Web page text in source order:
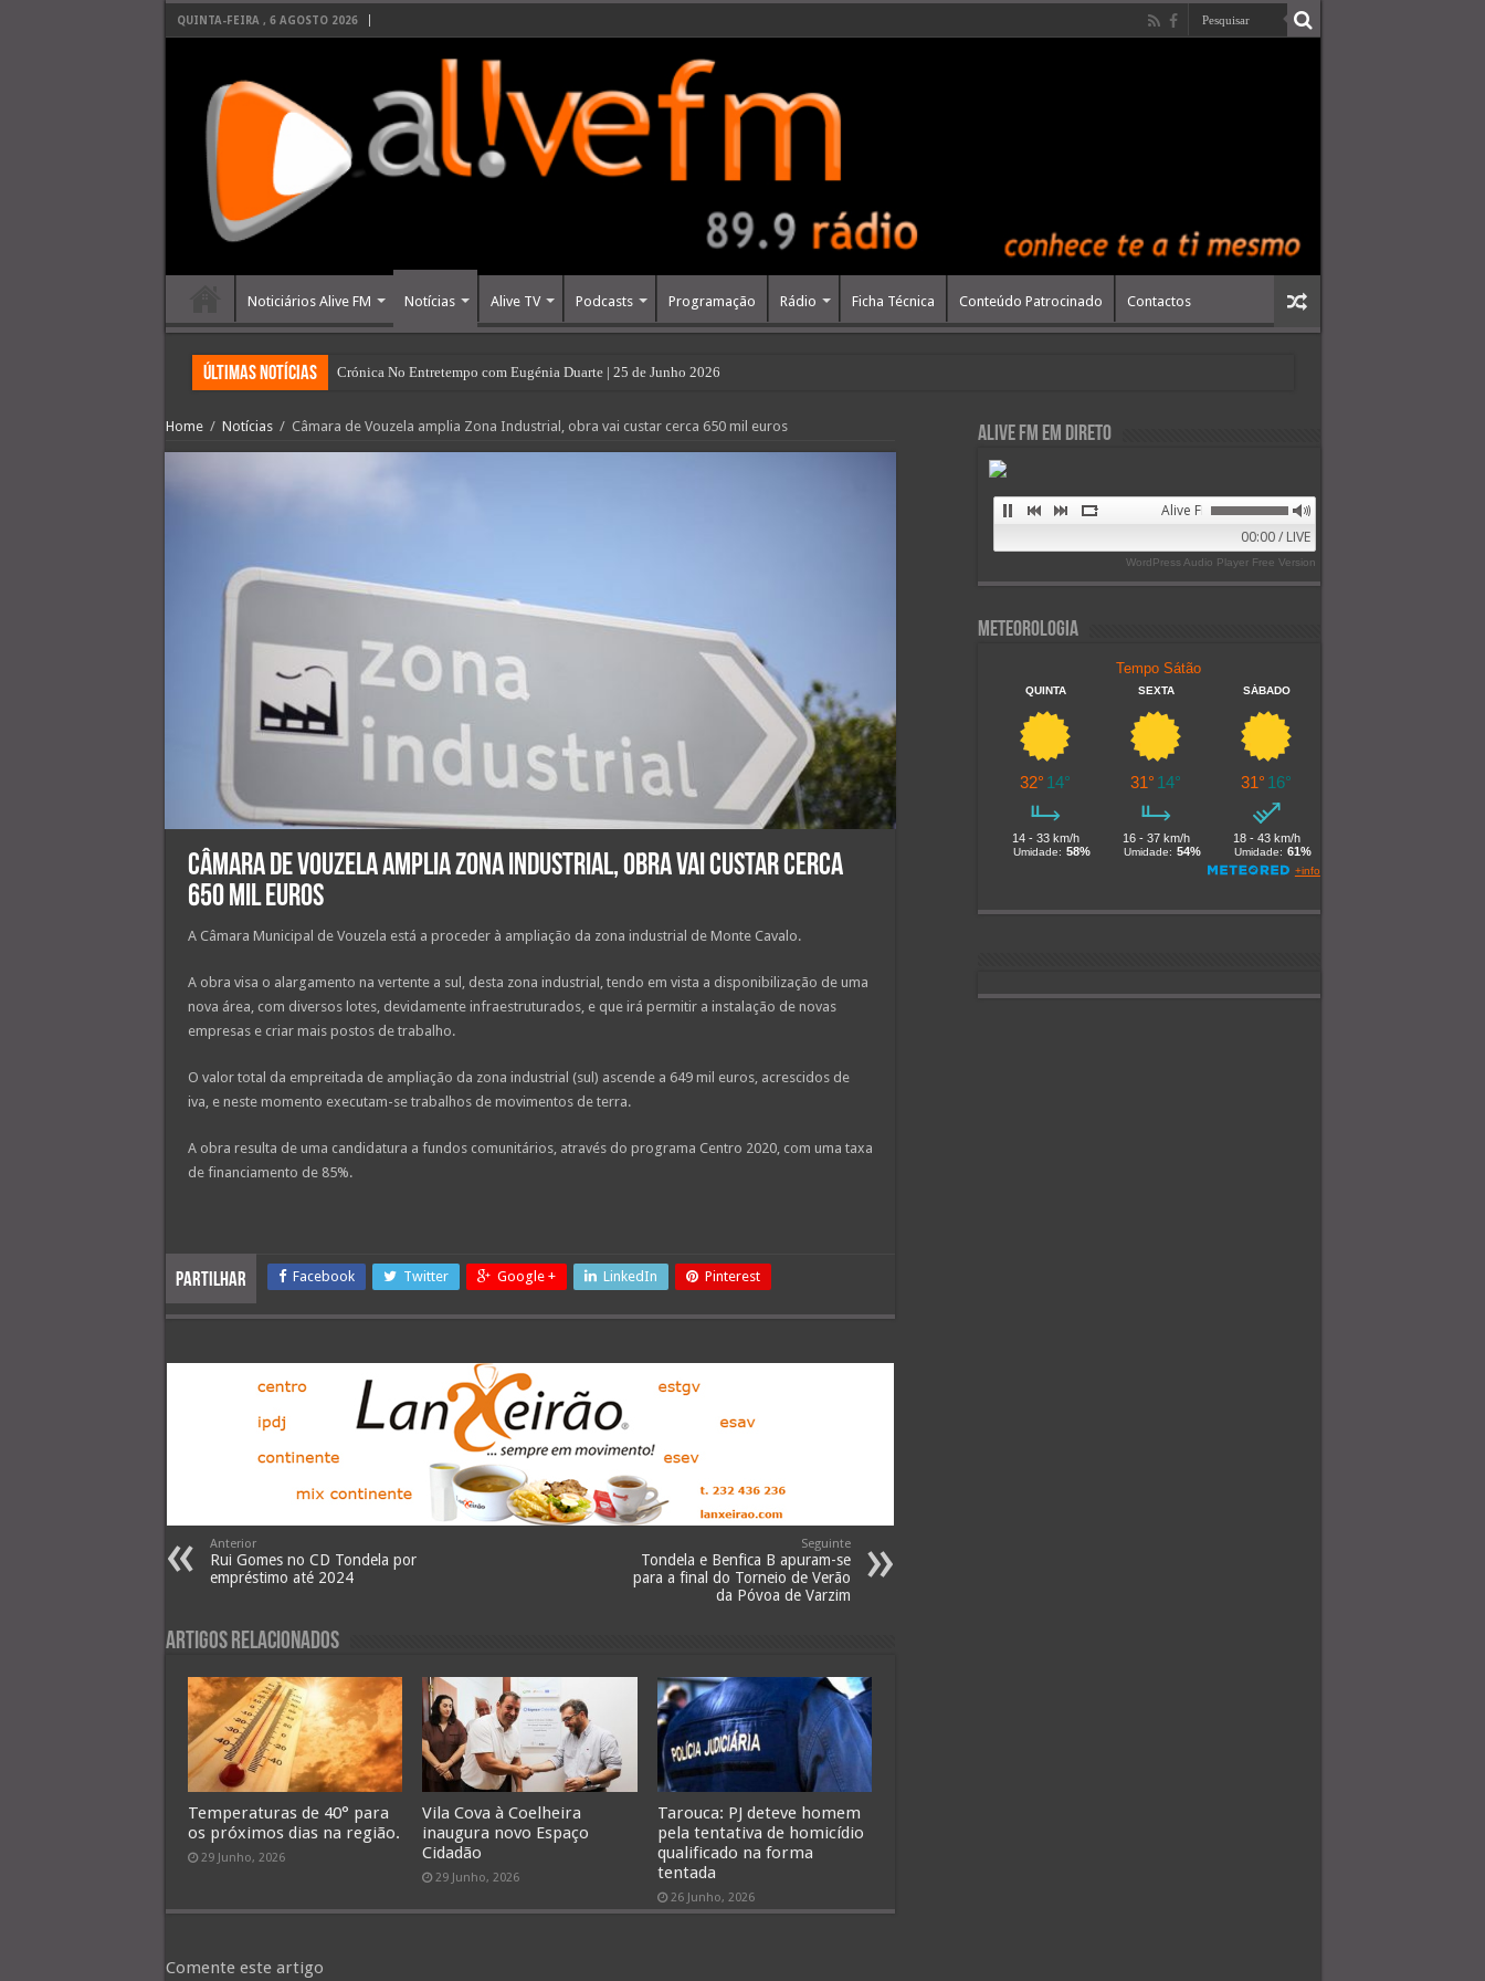
QUINTA-FEIRA , 6 AGOSTO 2026
Noticiários Alive FM Notícias Alive TV Podcasts Programação Rádio Ficha Técnica Conteúdo Patrocinado Contactos
últimas Notícias Crónica No Entretempo com Eugénia Duarte | 25 de Junho 2026
Home / Notícias / Câmara de Vouzela amplia Zona Industrial, obra vai custar cerca 650 mil euros
Câmara de Vouzela amplia Zona Industrial, obra vai custar cerca
650 mil euros
A Câmara Municipal de Vouzela está a proceder à ampliação da zona industrial de Monte Cavalo.
A obra visa o alargamento na vertente a sul, desta zona industrial, tendo em vista a disponibilização de uma
nova área, com diversos lotes, devidamente infraestruturados, e que irá permitir a instalação de novas
empresas e criar mais postos de trabalho.
O valor total da empreitada de ampliação da zona industrial (sul) ascende a 649 mil euros, acrescidos de
iva, e neste momento executam-se trabalhos de movimentos de terra.
A obra resulta de uma candidatura a fundos comunitários, através do programa Centro 2020, com uma taxa
de financiamento de 85%.
Partilhar Facebook Twitter Google + LinkedIn Pinterest
Anterior
Rui Gomes no CD Tondela por
empréstimo até 2024
Seguinte
Tondela e Benfica B apuram-se
para a final do Torneio de Verão
da Póvoa de Varzim
Artigos Relacionados
Temperaturas de 40° para
os próximos dias na região.
29 Junho, 2026
Vila Cova à Coelheira
inaugura novo Espaço
Cidadão
29 Junho, 2026
Tarouca: PJ deteve homem
pela tentativa de homicídio
qualificado na forma
tentada
26 Junho, 2026
Comente este artigo
Alive FM em Direto
Alive FM 89.9
00:00 / LIVE
WordPress Audio Player Free Version
Meteorologia